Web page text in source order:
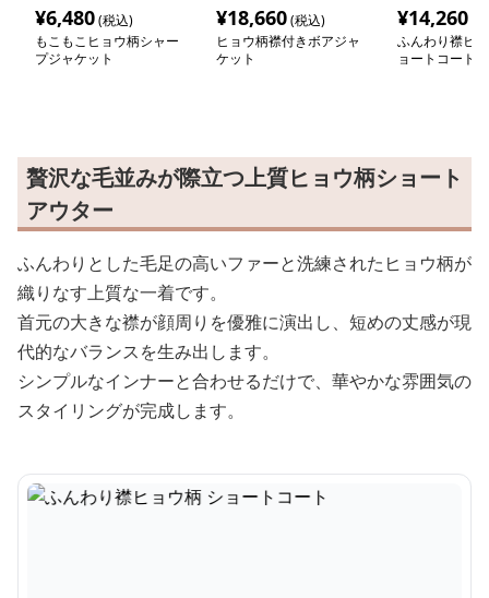
¥6,480(税込)
もこもこヒョウ柄シャー
プジャケット
¥18,660(税込)
ヒョウ柄襟付きボアジャ
ケット
¥14,260
ふんわり襟ヒ
ョートコート
贅沢な毛並みが際立つ上質ヒョウ柄ショート
アウター
ふんわりとした毛足の高いファーと洗練されたヒョウ柄が
織りなす上質な一着です。
首元の大きな襟が顔周りを優雅に演出し、短めの丈感が現
代的なバランスを生み出します。
シンプルなインナーと合わせるだけで、華やかな雰囲気の
スタイリングが完成します。